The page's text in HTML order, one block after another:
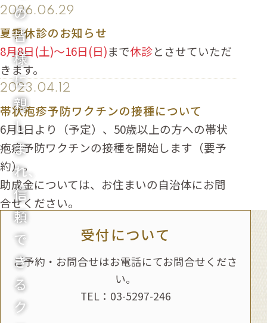
の
皆
様
に
親
し
ま
れ、
信
頼
で
き
る
ク
2026.06.29
夏季休診のお知らせ
8月8日(土)～16日(日)まで休診とさせていただ
きます。
2023.04.12
帯状疱疹予防ワクチンの接種について
6月1日より（予定）、50歳以上の方への帯状
疱疹予防ワクチンの接種を開始します（要予
約）。
助成金については、お住まいの自治体にお問
合せください。
2023.02.21
リハビリのご案内
リハビリをご希望の方は17時45分まで受付 を
しております。
2022.10.13
受付について
ご予約・お問合せはお電話にてお問合せくださ
い。
TEL：03-5297-246